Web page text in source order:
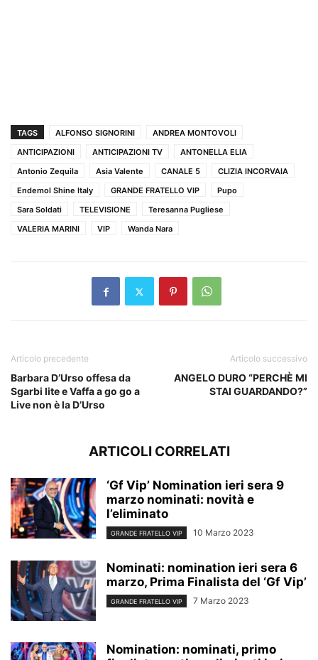
TAGS ALFONSO SIGNORINI
ANDREA MONTOVOLI
ANTICIPAZIONI
ANTICIPAZIONI TV
ANTONELLA ELIA
Antonio Zequila
Asia Valente CANALE 5
CLIZIA INCORVAIA
Endemol Shine Italy
GRANDE FRATELLO VIP
Pupo
Sara Soldati
TELEVISIONE
Teresanna Pugliese
VALERIA MARINI
VIP Wanda Nara
Articolo precedente
Barbara D’Urso offesa da
Sgarbi lite e Vaffa a go go a
Live non è la D’Urso
Articolo successivo
ANGELO DURO “PERCHÈ MI
STAI GUARDANDO?”
ARTICOLI CORRELATI
‘Gf Vip’ Nomination ieri sera 9
marzo nominati: novità e
l’eliminato
GRANDE FRATELLO VIP 10 Marzo 2023
Nominati: nomination ieri sera 6
marzo, Prima Finalista del ‘Gf Vip’
GRANDE FRATELLO VIP 7 Marzo 2023
Nomination: nominati, primo